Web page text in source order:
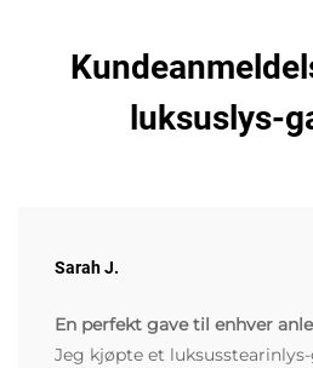
luksuslys-
Sarah J.
En perfekt gave til enhver
Jeg kjøpte et